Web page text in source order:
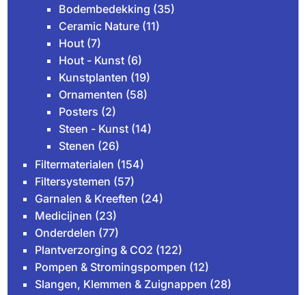
Bodembedekking (35)
Ceramic Nature (11)
Hout (7)
Hout - Kunst (6)
Kunstplanten (19)
Ornamenten (58)
Posters (2)
Steen - Kunst (14)
Stenen (26)
Filtermaterialen (154)
Filtersystemen (57)
Garnalen & Kreeften (24)
Medicijnen (23)
Onderdelen (77)
Plantverzorging & CO2 (122)
Pompen & Stromingspompen (12)
Slangen, Klemmen & Zuignappen (28)